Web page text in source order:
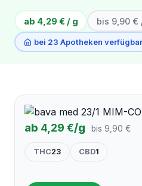
ab 4,29 € / g bis 9,90 €
bei 23 Apotheken verfügbar
ab 4,29 €/g bis 9,90 €
THC23 CBD1